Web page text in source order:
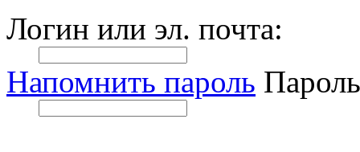
Логин или эл. почта:
Напомнить пароль